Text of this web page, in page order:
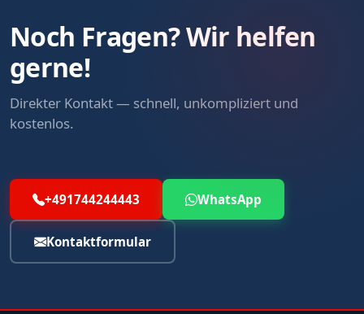
Noch Fragen? Wir helfen
gerne!
Direkter Kontakt — schnell, unkompliziert und
kostenlos.
+491744244443 WhatsApp
Kontaktformular